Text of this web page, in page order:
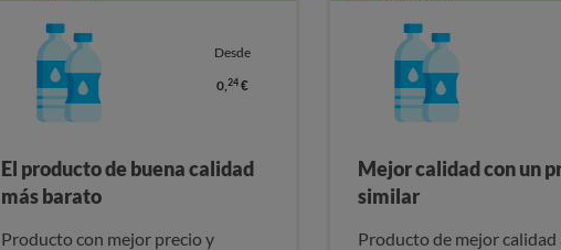
Desde
0,24€
El producto de buena calidad
más barato
Producto con mejor precio y
Mejor calidad con un
similar
Producto de mejor calidad